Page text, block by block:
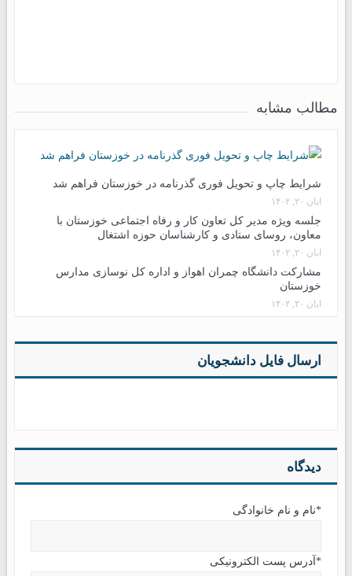
مطالب مشابه
شرایط چاپ و تحویل فوری گذرنامه در خوزستان فراهم شد
آبان ۲۰, ۱۴۰۲
جلسه ویژه مدیر کل تعاون کار و رفاه اجتماعی خوزستان با
معاون، روسای ستادی و کارشناسان حوزه اشتغال
آبان ۲۰, ۱۴۰۲
مشارکت دانشگاه چمران اهواز و اداره کل نوسازی مدارس
خوزستان
آبان ۲۰, ۱۴۰۲
ارسال فایل دانشجویان
دیدگاه
*نام و نام خانوادگی
*آدرس پست الکترونیکی